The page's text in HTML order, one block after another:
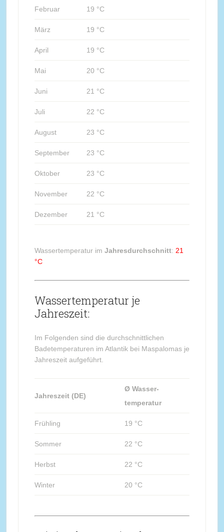
Februar 19 °C
März 19 °C
April 19 °C
Mai 20 °C
Juni 21 °C
Juli 22 °C
August 23 °C
September 23 °C
Oktober 23 °C
November 22 °C
Dezember 21 °C
Wassertemperatur im Jahresdurchschnitt: 21
°C
Wassertemperatur je
Jahreszeit:
Im Folgenden sind die durchschnittlichen
Badetemperaturen im Atlantik bei Maspalomas je
Jahreszeit aufgeführt.
Jahreszeit (DE)
Ø Wasser-
temperatur
Frühling 19 °C
Sommer 22 °C
Herbst 22 °C
Winter 20 °C